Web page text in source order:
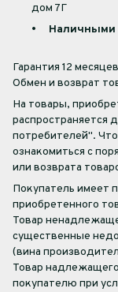
дом 7Г
• Наличными
Гарантия 12 месяцев
Обмен и возврат
На товары,
распространяется
потребителей".
ознакомиться с
или возврата
Покупатель имеет
приобретенного
Товар
существенные
(вина
Товар
покупателю при